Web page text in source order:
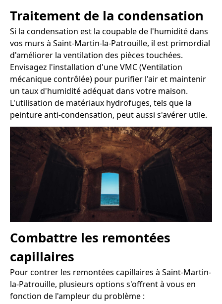
Traitement de la condensation
Si la condensation est la coupable de l'humidité dans
vos murs à Saint-Martin-la-Patrouille, il est primordial
d'améliorer la ventilation des pièces touchées.
Envisagez l'installation d'une VMC (Ventilation
mécanique contrôlée) pour purifier l'air et maintenir
un taux d'humidité adéquat dans votre maison.
L'utilisation de matériaux hydrofuges, tels que la
peinture anti-condensation, peut aussi s'avérer utile.
Combattre les remontées
capillaires
Pour contrer les remontées capillaires à Saint-Martin-
la-Patrouille, plusieurs options s'offrent à vous en
fonction de l'ampleur du problème :